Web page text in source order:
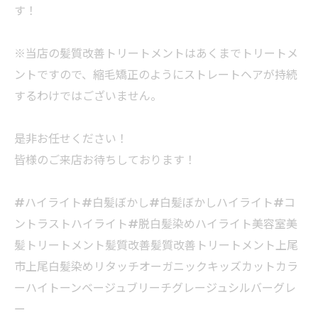
す！
※当店の髪質改善トリートメントはあくまでトリートメ
ントですので、縮毛矯正のようにストレートヘアが持続
するわけではございません。
是非お任せください！
皆様のご来店お待ちしております！
#ハイライト#白髪ぼかし#白髪ぼかしハイライト#コ
ントラストハイライト#脱白髪染めハイライト美容室美
髪トリートメント髪質改善髪質改善トリートメント上尾
市上尾白髪染めリタッチオーガニックキッズカットカラ
ーハイトーンベージュブリーチグレージュシルバーグレ
ー